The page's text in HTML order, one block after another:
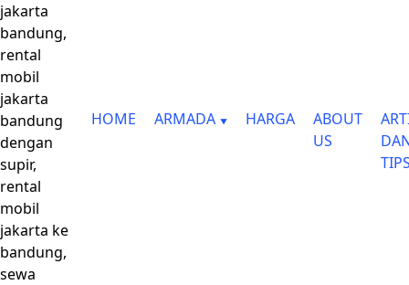
jakarta
bandung,
rental
mobil
jakarta
bandung
dengan
supir,
rental
mobil
jakarta ke
bandung,
sewa
HOME ARMADA HARGA
ABOUT
US